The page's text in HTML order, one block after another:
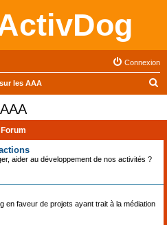
Connexion
les AAA
Forum
aider au développement de nos activités ?
en faveur de projets ayant trait à la médiation